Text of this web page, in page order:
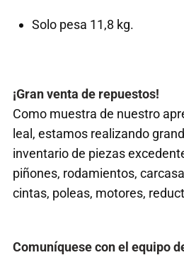
Solo pesa 11,8 kg.
¡Gran venta de repuestos!
Como muestra de nuestro
leal, estamos realizando
inventario de piezas
piñones, rodamientos,
cintas, poleas, motores,
Comuníquese con el equipo